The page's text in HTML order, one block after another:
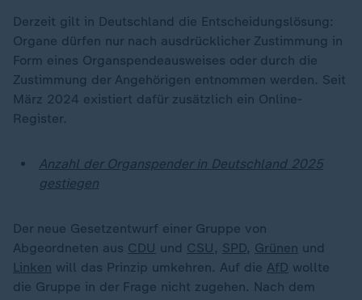
Derzeit gilt in Deutschland die Entscheidungslösung:
Organe dürfen nur nach ausdrücklicher Zustimmung in
Form eines Organspendeausweises oder durch die
Zustimmung der Angehörigen entnommen werden. Seit
März 2024 existiert dafür zusätzlich ein Online-
Register.
Anzahl der Organspender in Deutschland 2025
gestiegen
Der neue Gesetzentwurf einer Gruppe von
Abgeordneten aus CDU und CSU , SPD, Grünen und
Linken will das Prinzip umkehren. Auf die AfD wollte
die Gruppe in der Frage nicht zugehen. Nach dem